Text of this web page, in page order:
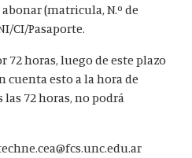
(matricula, N.º de
CI/Pasaporte.
72 horas, luego de este plazo
cuenta esto a la hora de
72 horas, no podrá